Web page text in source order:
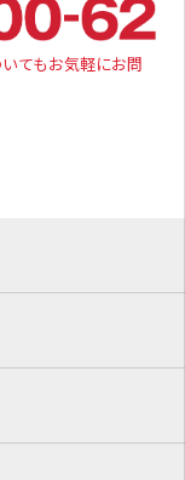
てもお気軽にお問